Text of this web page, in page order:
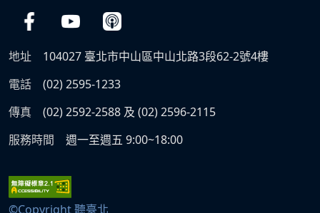
地址
104027 臺北市中山區中山北路3段62-2號4樓
電話
(02) 2595-1233
傳真
(02) 2592-2588 及 (02) 2596-2115
服務時間
週一至週五 9:00~18:00
©Copyright 聽臺北